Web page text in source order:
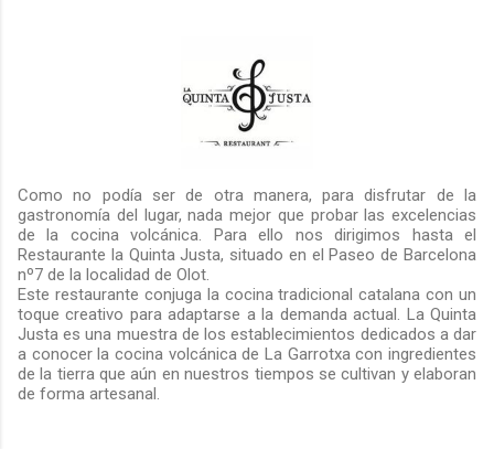
Como no podía ser de otra manera, para disfrutar de la
gastronomía del lugar, nada mejor que probar las excelencias
de la cocina volcánica. Para ello nos dirigimos hasta el
Restaurante la Quinta Justa, situado en el Paseo de Barcelona
nº7 de la localidad de Olot.
Este restaurante conjuga la cocina tradicional catalana con un
toque creativo para adaptarse a la demanda actual. La Quinta
Justa es una muestra de los establecimientos dedicados a dar
a conocer la cocina volcánica de La Garrotxa con ingredientes
de la tierra que aún en nuestros tiempos se cultivan y elaboran
de forma artesanal.